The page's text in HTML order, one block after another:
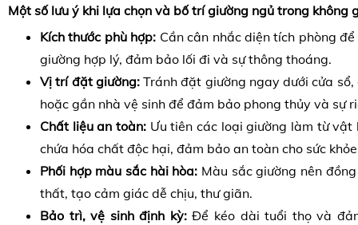
Một số lưu ý khi lựa chọn và bố trí giường ngủ trong không
Kích thước phù hợp: Cần cân nhắc diện tích phòng
giường hợp lý, đảm bảo lối đi và sự thông thoáng.
Vị trí đặt giường:Tránh đặt giường ngay dưới cửa
hoặc gần nhà vệ sinh để đảm bảo phong thủy và sự
Chất liệu an toàn: Ưu tiên các loại giường làm từ vật
chứa hóa chất độc hại, đảm bảo an toàn cho sức
Phối hợp màu sắc hài hòa: Màu sắc giường nên
thất, tạo cảm giác dễ chịu, thư giãn.
Bảo trì, vệ sinh định kỳ:Để kéo dài tuổi thọ và